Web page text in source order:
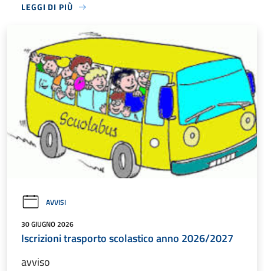
LEGGI DI PIÙ
AVVISI
30 GIUGNO 2026
Iscrizioni trasporto scolastico anno 2026/2027
avviso